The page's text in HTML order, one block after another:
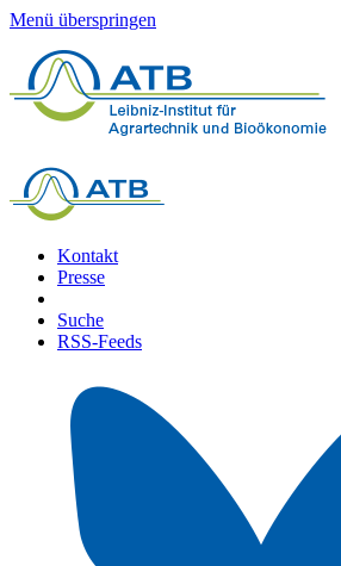
Menü überspringen
Kontakt
Presse
Suche
RSS-Feeds